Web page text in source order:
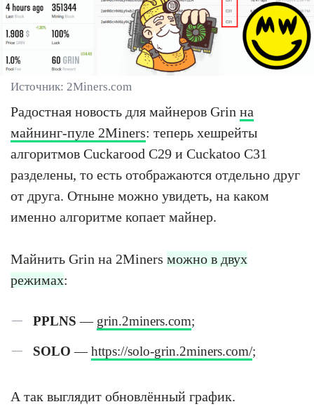
Источник: 2Miners.com
Радостная новость для майнеров Grin на
майнинг-пуле 2Miners: теперь хешрейты
алгоритмов Cuckarood C29 и Cuckatoo C31
разделены, то есть отображаются отдельно друг
от друга. Отныне можно увидеть, на каком
именно алгоритме копает майнер.
Майнить Grin на 2Miners можно в двух
режимах:
PPLNS — grin.2miners.com;
SOLO —https://solo-grin.2miners.com/;
А так выглядит обновлённый график.